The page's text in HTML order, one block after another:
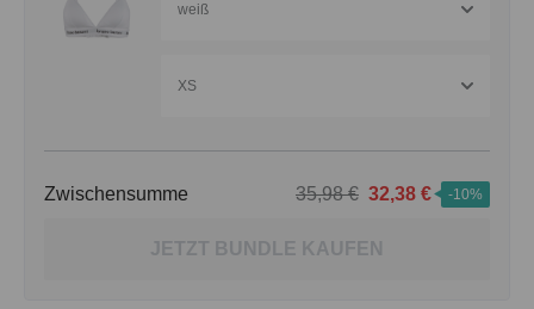
weiß
XS
Zwischensumme 35,98 € 32,38 € -10%
JETZT BUNDLE KAUFEN